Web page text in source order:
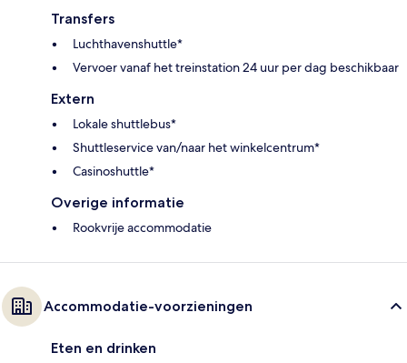
Transfers
Luchthavenshuttle*
Vervoer vanaf het treinstation 24 uur per dag beschikbaar
Extern
Lokale shuttlebus*
Shuttleservice van/naar het winkelcentrum*
Casinoshuttle*
Overige informatie
Rookvrije accommodatie
Accommodatie-voorzieningen
Eten en drinken